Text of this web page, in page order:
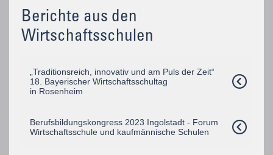
Berichte aus den
Wirtschaftsschulen
„Traditionsreich, innovativ und am Puls der Zeit“
18. Bayerischer Wirtschaftsschultag
in Rosenheim
Berufsbildungskongress 2023 Ingolstadt - Forum
Wirtschaftsschule und kaufmännische Schulen